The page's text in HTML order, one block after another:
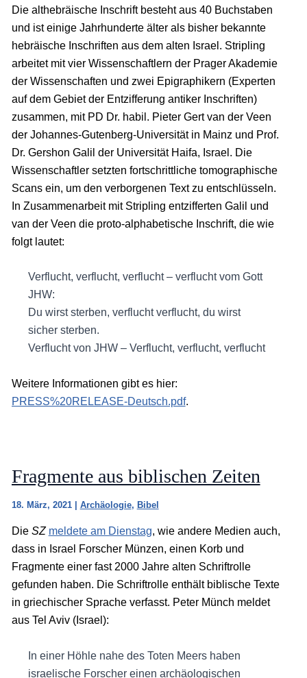
Die althebräische Inschrift besteht aus 40 Buchstaben
und ist einige Jahrhunderte älter als bisher bekannte
hebräische Inschriften aus dem alten Israel. Stripling
arbeitet mit vier Wissenschaftlern der Prager Akademie
der Wissenschaften und zwei Epigraphikern (Experten
auf dem Gebiet der Entzifferung antiker Inschriften)
zusammen, mit PD Dr. habil. Pieter Gert van der Veen
der Johannes-Gutenberg-Universität in Mainz und Prof.
Dr. Gershon Galil der Universität Haifa, Israel. Die
Wissenschaftler setzten fortschrittliche tomographische
Scans ein, um den verborgenen Text zu entschlüsseln.
In Zusammenarbeit mit Stripling entzifferten Galil und
van der Veen die proto-alphabetische Inschrift, die wie
folgt lautet:
Verflucht, verflucht, verflucht – verflucht vom Gott
JHW:
Du wirst sterben, verflucht verflucht, du wirst
sicher sterben.
Verflucht von JHW – Verflucht, verflucht, verflucht
Weitere Informationen gibt es hier:
PRESS%20RELEASE-Deutsch.pdf.
Fragmente aus biblischen Zeiten
18. März, 2021 Archäologie, Bibel
Die SZ meldete am Dienstag, wie andere Medien auch,
dass in Israel Forscher Münzen, einen Korb und
Fragmente einer fast 2000 Jahre alten Schriftrolle
gefunden haben. Die Schriftrolle enthält biblische Texte
in griechischer Sprache verfasst. Peter Münch meldet
aus Tel Aviv (Israel):
In einer Höhle nahe des Toten Meers haben
israelische Forscher einen archäologischen